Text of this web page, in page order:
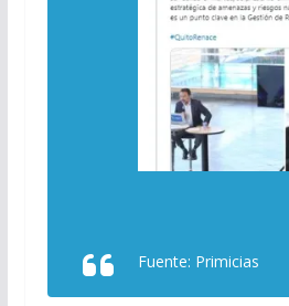
Fuente: Primicias